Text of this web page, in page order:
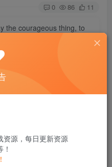
0 86 11
the courageous thing, to
想美好的事，一生足矣
是程序所有的文件
进src文件夹即可
务器
资源，每日更新资源